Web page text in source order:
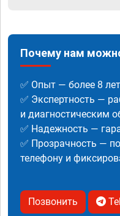
Почему нам
✅ Опыт — более 8
✅ Экспертность —
и диагностическим
✅ Надежность —
✅ Прозрачность —
телефону и
Позвонить